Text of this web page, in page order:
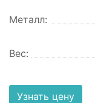
Металл:
Вес:
Узнать цену